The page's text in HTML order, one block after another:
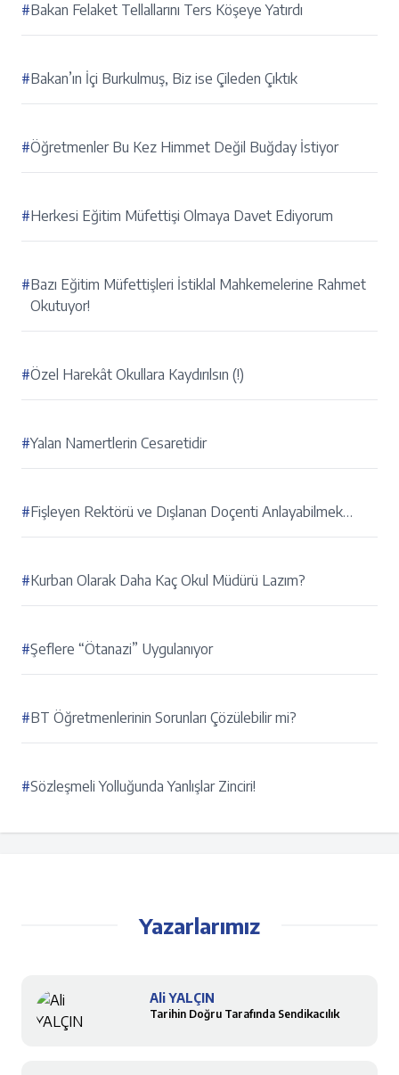
#Bakan Felaket Tellallarını Ters Köşeye Yatırdı
#Bakan’ın İçi Burkulmuş, Biz ise Çileden Çıktık
#Öğretmenler Bu Kez Himmet Değil Buğday İstiyor
#Herkesi Eğitim Müfettişi Olmaya Davet Ediyorum
#Bazı Eğitim Müfettişleri İstiklal Mahkemelerine Rahmet
Okutuyor!
#Özel Harekât Okullara Kaydırılsın (!)
#Yalan Namertlerin Cesaretidir
#Fişleyen Rektörü ve Dışlanan Doçenti Anlayabilmek…
#Kurban Olarak Daha Kaç Okul Müdürü Lazım?
#Şeflere “Ötanazi” Uygulanıyor
#BT Öğretmenlerinin Sorunları Çözülebilir mi?
#Sözleşmeli Yolluğunda Yanlışlar Zinciri!
Yazarlarımız
Ali YALÇIN
Tarihin Doğru Tarafında Sendikacılık